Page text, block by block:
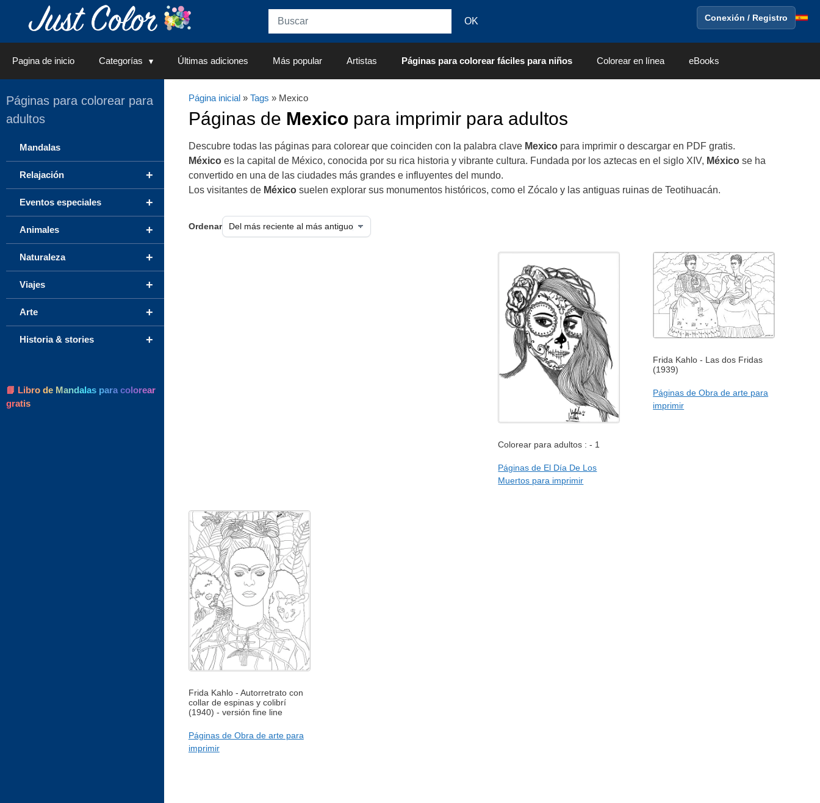
Conexión / Registro
Pagina de inicio Categorías Últimas adiciones Más popular Artistas Páginas para colorear fáciles para niños Colorear en línea eBooks
Página inicial» Tags » Mexico
Páginas de Mexicopara imprimir para adultos
Descubre todas las páginas para colorear que coinciden con la palabra clave Mexicopara imprimir o descargar en PDF gratis.
Méxicoes la capital de México, conocida por su rica historia y vibrante cultura. Fundada por los aztecas en el siglo XIV, Méxicose ha
convertido en una de las ciudades más grandes e influyentes del mundo.
Los visitantes de Méxicosuelen explorar sus monumentos históricos, como el Zócalo y las antiguas ruinas de Teotihuacán.
Ordenar
Colorear para adultos : - 1
Páginas de El Día De Los
Muertos para imprimir
Frida Kahlo - Las dos Fridas
(1939)
Páginas de Obra de arte para
imprimir
Frida Kahlo - Autorretrato con
collar de espinas y colibrí
(1940) - versión fine line
Páginas de Obra de arte para
imprimir
Páginas para colorear para
adultos
Mandalas
+
Relajación
+
Eventos especiales
+
Animales
+
Naturaleza
+
Viajes
+
Arte
+
Historia & stories
📘 Libro de Mandalas para colorear
gratis